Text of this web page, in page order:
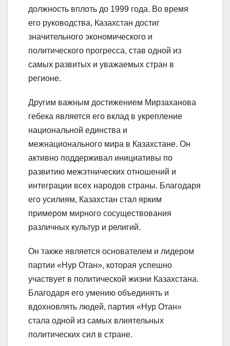
должность вплоть до 1999 года. Во время
его руководства, Казахстан достиг
значительного экономического и
политического прогресса, став одной из
самых развитых и уважаемых стран в
регионе.
Другим важным достижением Мирзаханова
гебека является его вклад в укрепление
национальной единства и
межнационального мира в Казахстане. Он
активно поддерживал инициативы по
развитию межэтнических отношений и
интеграции всех народов страны. Благодаря
его усилиям, Казахстан стал ярким
примером мирного сосуществования
различных культур и религий.
Он также является основателем и лидером
партии «Нур Отан», которая успешно
участвует в политической жизни Казахстана.
Благодаря его умению объединять и
вдохновлять людей, партия «Нур Отан»
стала одной из самых влиятельных
политических сил в стране.